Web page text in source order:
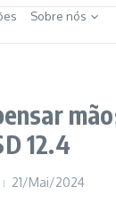
Sobre nós
12.4
21/Mai/2024